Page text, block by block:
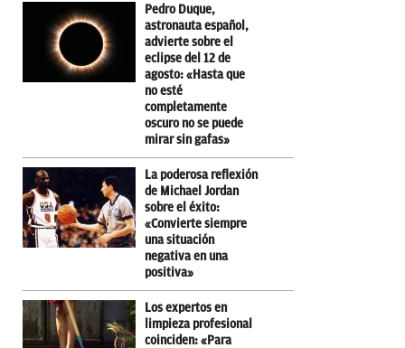
Pedro Duque,
astronauta español,
advierte sobre el
eclipse del 12 de
agosto: «Hasta que
no esté
completamente
oscuro no se puede
mirar sin gafas»
La poderosa reflexión
de Michael Jordan
sobre el éxito:
«Convierte siempre
una situación
negativa en una
positiva»
Los expertos en
limpieza profesional
coinciden: «Para